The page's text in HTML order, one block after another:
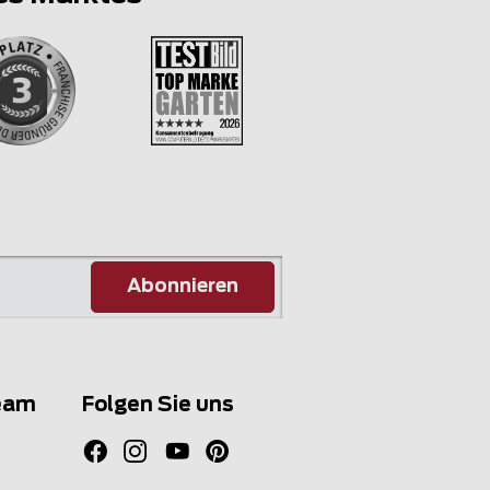
Abonnieren
Folgen Sie uns